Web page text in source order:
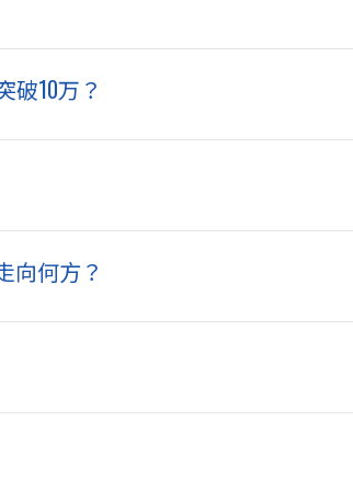
破10万？
向何方？